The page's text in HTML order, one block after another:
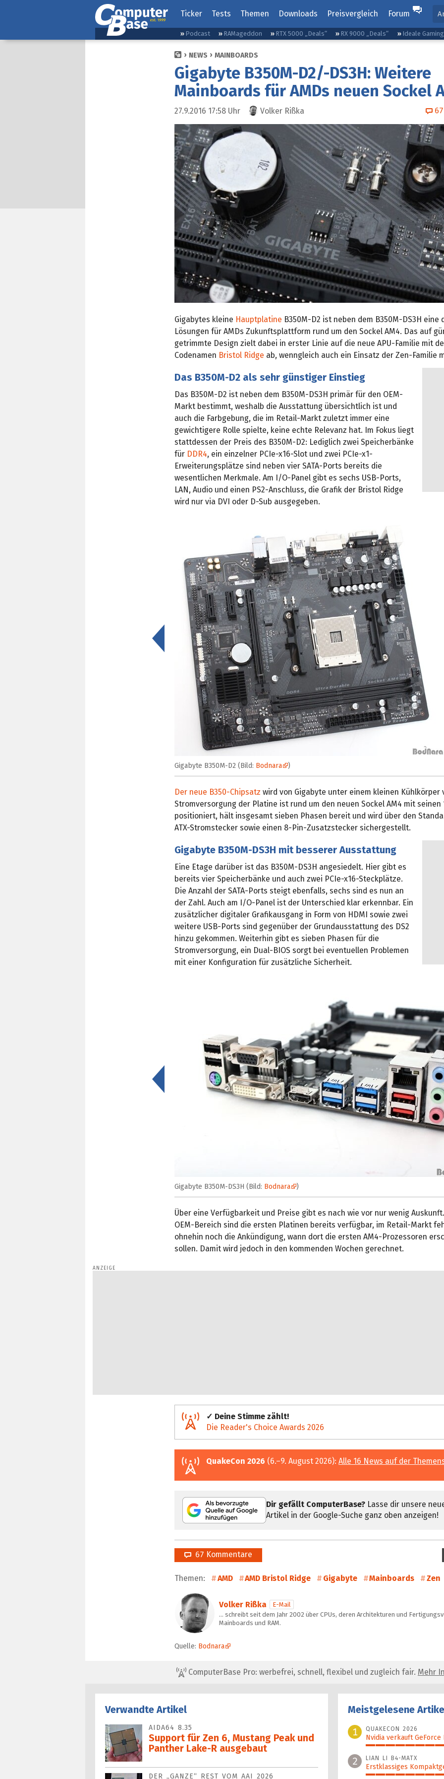
Ticker Tests Themen Downloads Preisvergleich Forum
Podcast RAMageddon RTX 5000 „Deals“ RX 9000 „Deals“ Ideale
NEWS MAINBOARDS
Gigabyte B350M-D2/-DS3H: Weitere
Mainboards für AMDs neuen Sockel
27.9.2016 17:58 Uhr Volker Rißka 67
Gigabytes kleine Hauptplatine B350M-D2 ist neben dem B350M-DS3H eine
Lösungen für AMDs Zukunftsplattform rund um den Sockel AM4. Das auf
getrimmte Design zielt dabei in erster Linie auf die neue APU-Familie mit
Codenamen Bristol Ridge ab, wenngleich auch ein Einsatz der Zen-Familie
Das B350M-D2 als sehr günstiger Einstieg
Das B350M-D2 ist neben dem B350M-DS3H primär für den OEM-
Markt bestimmt, weshalb die Ausstattung übersichtlich ist und
auch die Farbgebung, die im Retail-Markt zuletzt immer eine
gewichtigere Rolle spielte, keine echte Relevanz hat. Im Fokus liegt
stattdessen der Preis des B350M-D2: Lediglich zwei Speicherbänke
für DDR4, ein einzelner PCIe-x16-Slot und zwei PCIe-x1-
Erweiterungsplätze sind neben vier SATA-Ports bereits die
wesentlichen Merkmale. Am I/O-Panel gibt es sechs USB-Ports,
LAN, Audio und einen PS2-Anschluss, die Grafik der Bristol Ridge
wird nur via DVI oder D-Sub ausgegeben.
Gigabyte B350M-D2 (Bild: Bodnara )
<
Der neue B350-Chipsatz wird von Gigabyte unter einem kleinen Kühlkörper
Stromversorgung der Platine ist rund um den neuen Sockel AM4 mit seinen
positioniert, hält insgesamt sieben Phasen bereit und wird über den
ATX-Stromstecker sowie einen 8-Pin-Zusatzstecker sichergestellt.
Gigabyte B350M-DS3H mit besserer Ausstattung
Eine Etage darüber ist das B350M-DS3H angesiedelt. Hier gibt es
bereits vier Speicherbänke und auch zwei PCIe-x16-Steckplätze.
Die Anzahl der SATA-Ports steigt ebenfalls, sechs sind es nun an
der Zahl. Auch am I/O-Panel ist der Unterschied klar erkennbar. Ein
zusätzlicher digitaler Grafikausgang in Form von HDMI sowie zwei
weitere USB-Ports sind gegenüber der Grundausstattung des DS2
hinzu gekommen. Weiterhin gibt es sieben Phasen für die
Stromversorgung, ein Dual-BIOS sorgt bei eventuellen Problemen
mit einer Konfiguration für zusätzliche Sicherheit.
Gigabyte B350M-DS3H (Bild: Bodnara )
<
Über eine Verfügbarkeit und Preise gibt es nach wie vor nur wenig
OEM-Bereich sind die ersten Platinen bereits verfügbar, im Retail-Markt
ohnehin noch die Ankündigung, wann dort die ersten AM4-Prozessoren
sollen. Damit wird jedoch in den kommenden Wochen gerechnet.
✓ Deine Stimme zählt!
Die Reader's Choice Awards 2026
QuakeCon 2026 (6.–9. August 2026): Alle 16 News auf der
Dir gefällt ComputerBase? Lasse dir unsere
Artikel in der Google-Suche ganz oben anzeigen!
67 Kommentare
Themen: AMD AMD Bristol Ridge Gigabyte Mainboards Zen
Volker Rißka
E-Mail
… schreibt seit dem Jahr 2002 über CPUs, deren Architekturen und
Mainboards und RAM.
Quelle: Bodnara
ComputerBase Pro: werbefrei, schnell, flexibel und zugleich fair. Mehr
Verwandte Artikel
AIDA64 8.35
Support für Zen 6, Mustang Peak und
Panther Lake-R ausgebaut
DER „GANZE“ REST VOM AAI 2026
Meistgelesene
1
QUAKECON 2026
Nvidia verkauft GeForce
100%
2 LIAN LI B4-MATX
Erstklassiges